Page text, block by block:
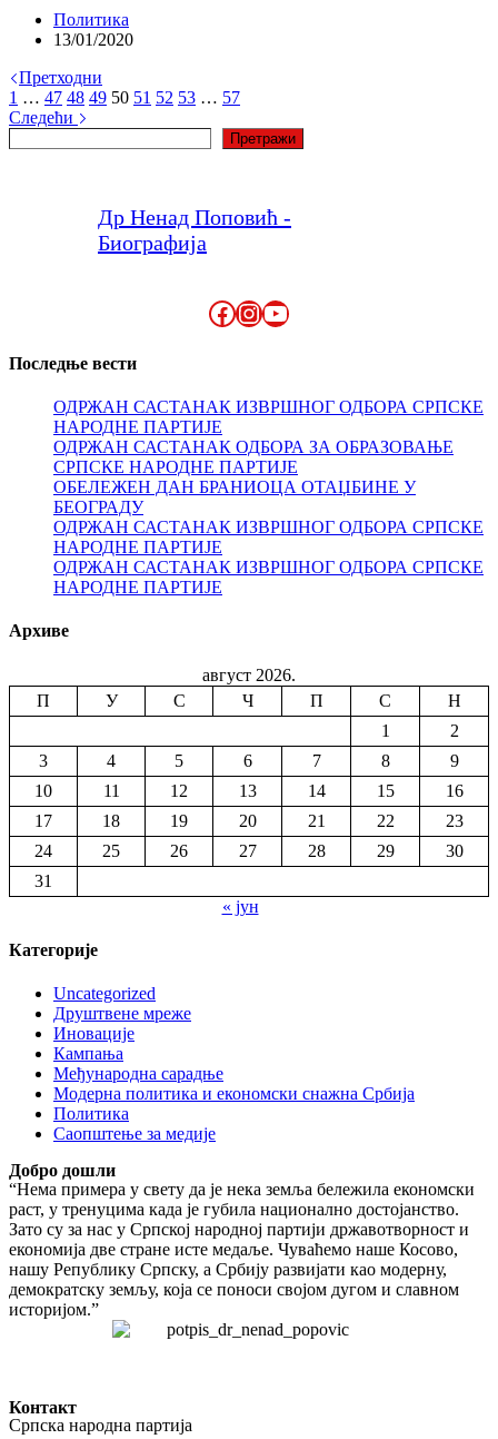
Политика
13/01/2020
Претходни
1 … 47 48 49 50 51 52 53 … 57
Следећи
Претражи
Др Ненад Поповић -
Биографија
Facebook
Instagram
YouTube
Последње вести
ОДРЖАН САСТАНАК ИЗВРШНОГ ОДБОРА СРПСКЕ
НАРОДНЕ ПАРТИЈЕ
ОДРЖАН САСТАНАК ОДБОРА ЗА ОБРАЗОВАЊЕ
СРПСКЕ НАРОДНЕ ПАРТИЈЕ
ОБЕЛЕЖЕН ДАН БРАНИОЦА ОТАЏБИНЕ У
БЕОГРАДУ
ОДРЖАН САСТАНАК ИЗВРШНОГ ОДБОРА СРПСКЕ
НАРОДНЕ ПАРТИЈЕ
ОДРЖАН САСТАНАК ИЗВРШНОГ ОДБОРА СРПСКЕ
НАРОДНЕ ПАРТИЈЕ
Архиве
август 2026.
П
У С Ч П С
Н
1
2
3
4 5 6 7 8
9
10
11 12 13 14 15
16
17
18 19 20 21 22
23
24
25 26 27 28 29
30
31
« јун
Категорије
Uncategorized
Друштвене мреже
Иновације
Кампања
Међународна сарадње
Модерна политика и економски снажна Србија
Политика
Саопштење за медије
Добро дошли
“Нема примера у свету да је нека земља бележила економски
раст, у тренуцима када је губила национално достојанство.
Зато су за нас у Српској народној партији државотворност и
економија две стране исте медаље. Чуваћемо наше Косово,
нашу Републику Српску, а Србију развијати као модерну,
демократску земљу, која се поноси својом дугом и славном
историјом.”
Контакт
Српска народна партија